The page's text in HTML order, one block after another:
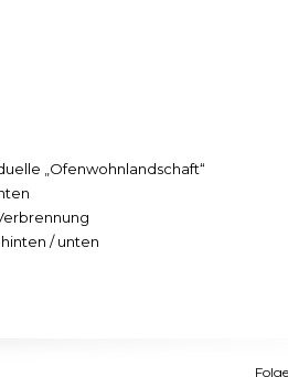
„Ofenwohnlandschaft“
/ unten